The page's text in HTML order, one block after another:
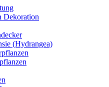
Dekoration
(Hydrangea)